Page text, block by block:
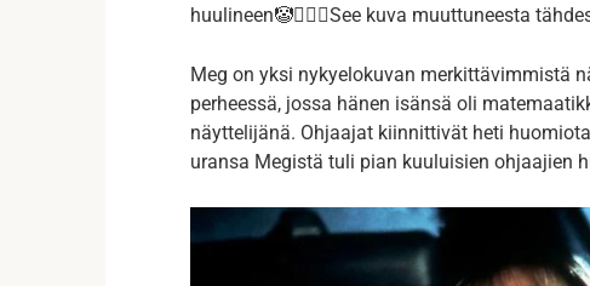
huulineen🤡🤦🏻‍♀️See kuva muuttuneesta
Meg on yksi nykyelokuvan merkittävimmistä
perheessä, jossa hänen isänsä oli
näyttelijänä. Ohjaajat kiinnittivät heti
uransa Megistä tuli pian kuuluisien ohjaajien